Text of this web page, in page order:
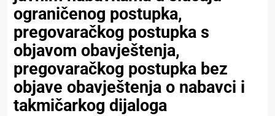
ograničenog postupka,
pregovaračkog postupka s
objavom obavještenja,
pregovaračkog postupka bez
objave obavještenja o nabavci i
takmičarkog dijaloga